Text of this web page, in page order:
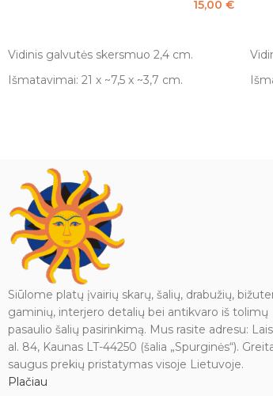
15,00 €
Vidinis galvutės skersmuo 2,4 cm.
Išmatavimai: 21 x ~7,5 x ~3,7 cm.
Siūlome platų įvairių skarų, šalių, drabužių,
gaminių, interjero detalių bei antikvaro iš tolimų
pasaulio šalių pasirinkimą. Mus rasite adresu:
al. 84, Kaunas LT-44250 (šalia „Spurginės“).
saugus prekių pristatymas visoje Lietuvoje.
Plačiau